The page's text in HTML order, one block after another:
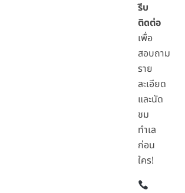
รีบ
ติดต่อ
เพื่อ
สอบถาม
ราย
ละเอียด
และนัด
ชม
ทำเล
ก่อน
ใคร!